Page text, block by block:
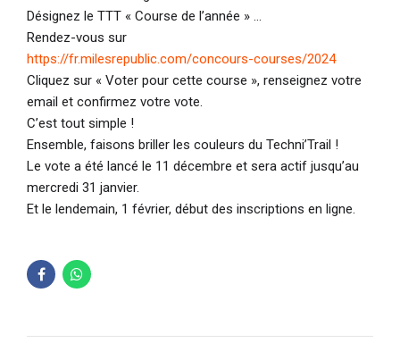
Désignez le TTT « Course de l’année » …
Rendez-vous sur
https://fr.milesrepublic.com/concours-courses/2024
Cliquez sur « Voter pour cette course », renseignez votre
email et confirmez votre vote.
C’est tout simple !
Ensemble, faisons briller les couleurs du Techni’Trail !
Le vote a été lancé le 11 décembre et sera actif jusqu’au
mercredi 31 janvier.
Et le lendemain, 1 février, début des inscriptions en ligne.